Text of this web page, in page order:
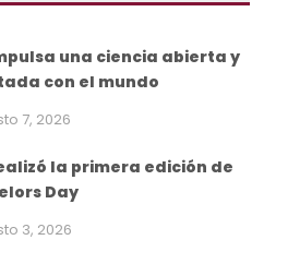
una ciencia abierta y
con el mundo
7, 2026
la primera edición de
Day
3, 2026